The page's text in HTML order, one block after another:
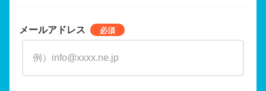
メールアドレス